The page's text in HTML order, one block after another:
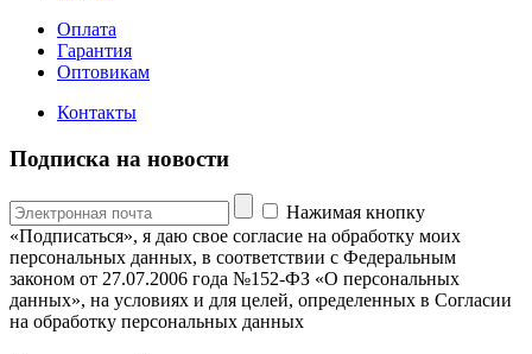
Оплата
Гарантия
Оптовикам
Контакты
Подписка на новости
Нажимая кнопку
«Подписаться», я даю свое согласие на обработку моих
персональных данных, в соответствии с Федеральным
законом от 27.07.2006 года №152-ФЗ «О персональных
данных», на условиях и для целей, определенных в Согласии
на обработку персональных данных